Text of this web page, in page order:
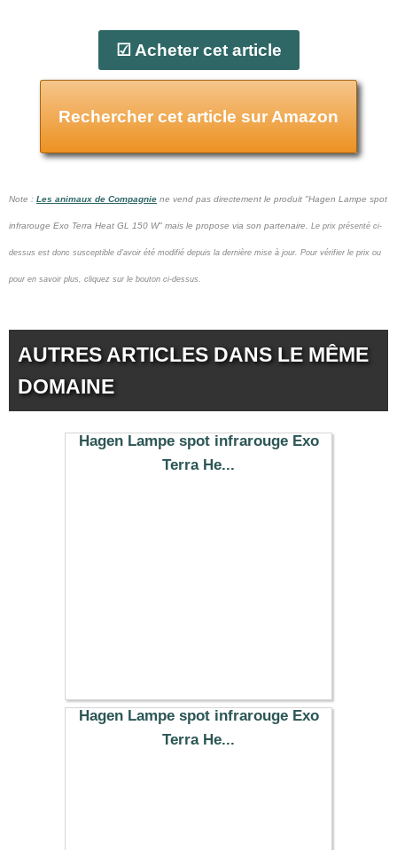
☑ Acheter cet article
Rechercher cet article sur Amazon
Note : Les animaux de Compagnie ne vend pas directement le produit "Hagen Lampe spot
infrarouge Exo Terra Heat GL 150 W" mais le propose via son partenaire. Le prix présenté ci-
dessus est donc susceptible d'avoir été modifié depuis la dernière mise à jour. Pour vérifier le prix ou
pour en savoir plus, cliquez sur le bouton ci-dessus.
AUTRES ARTICLES DANS LE MÊME
DOMAINE
Hagen Lampe spot infrarouge Exo
Terra He...
Hagen Lampe spot infrarouge Exo
Terra He...